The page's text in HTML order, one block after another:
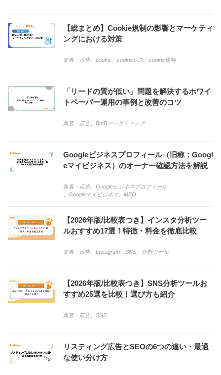
【総まとめ】Cookie規制の影響とマーケティ
ングにおける対策
集客・広告、 cookie cookieレス cookie規制
「リードの質が低い」問題を解決するホワイ
トペーパー運用の事例と改善のコツ
集客・広告、 BtoBマーケティング
Googleビジネスプロフィール（旧称：Googl
eマイビジネス）のオーナー確認方法を解説
集客・広告、 Googleビジネスプロフィール
Googleマイビジネス MEO
【2026年版/比較表つき】インスタ分析ツー
ルおすすめ17選！特徴・料金を徹底比較
集客・広告、 Instagram SNS 分析ツール
【2026年版/比較表つき】SNS分析ツールお
すすめ25選を比較！選び方も紹介
集客・広告、 SNS
リスティング広告とSEOの6つの違い・最適
な使い分け方